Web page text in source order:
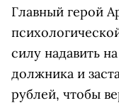
Главный герой
силу надавить
должника и
рублей, чтобы